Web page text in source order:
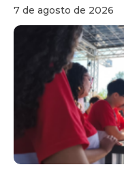
7 de agosto de 2026